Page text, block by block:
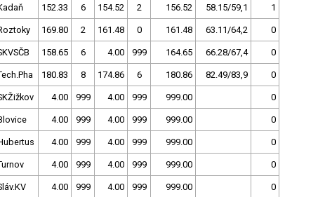
152.33 6 154.52 2 156.52 58.15/59,1 1
169.80 2 161.48 0 161.48 63.11/64,2 0
158.65 6 4.00 999 164.65 66.28/67,4 0
180.83 8 174.86 6 180.86 82.49/83,9 0
4.00 999 4.00 999 999.00 0
4.00 999 4.00 999 999.00 0
4.00 999 4.00 999 999.00 0
4.00 999 4.00 999 999.00 0
4.00 999 4.00 999 999.00 0